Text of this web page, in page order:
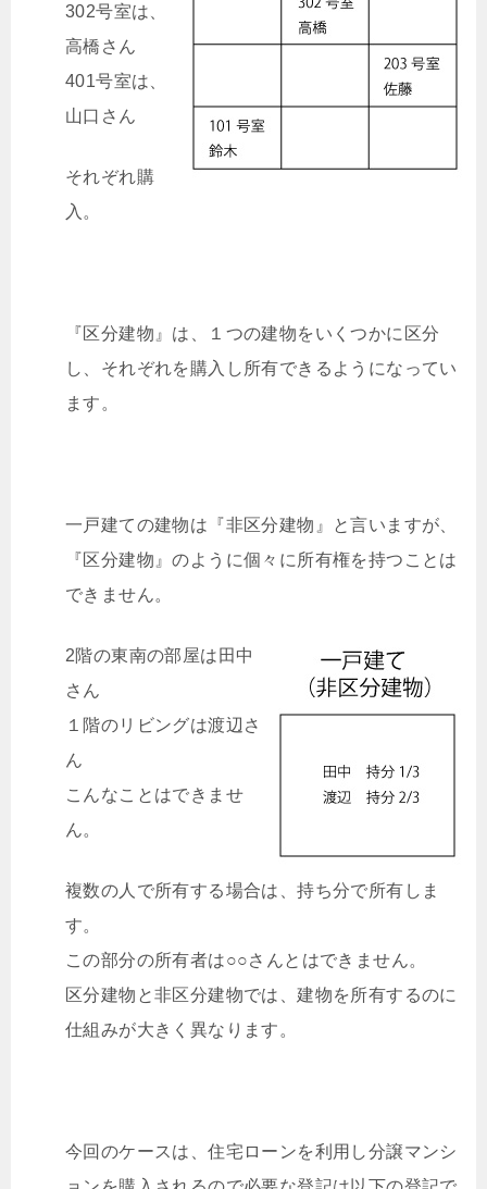
302号室は、
高橋さん
401号室は、
山口さん
それぞれ購
入。
『区分建物』は、１つの建物をいくつかに区分
し、それぞれを購入し所有できるようになってい
ます。
一戸建ての建物は『非区分建物』と言いますが、
『区分建物』のように個々に所有権を持つことは
できません。
2階の東南の部屋は田中
さん
１階のリビングは渡辺さ
ん
こんなことはできませ
ん。
複数の人で所有する場合は、持ち分で所有しま
す。
この部分の所有者は○○さんとはできません。
区分建物と非区分建物では、建物を所有するのに
仕組みが大きく異なります。
今回のケースは、住宅ローンを利用し分譲マンシ